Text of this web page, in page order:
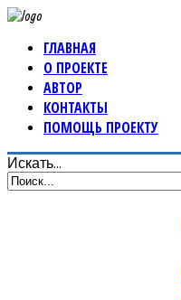
ГЛАВНАЯ
О ПРОЕКТЕ
АВТОР
КОНТАКТЫ
ПОМОЩЬ ПРОЕКТУ
Искать...